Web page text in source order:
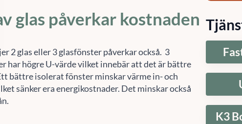
glas påverkar kostnaden
2 glas eller 3 glasfönster påverkar också. 3
har högre U-värde vilket innebär att det är bättre
bättre isolerat fönster minskar värme in- och
sänker era energikostnader. Det minskar också
K3